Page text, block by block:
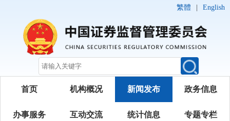
繁體 English
首页 机构概况 新闻发布 政务信息
办事服务 互动交流 统计信息 专题专栏